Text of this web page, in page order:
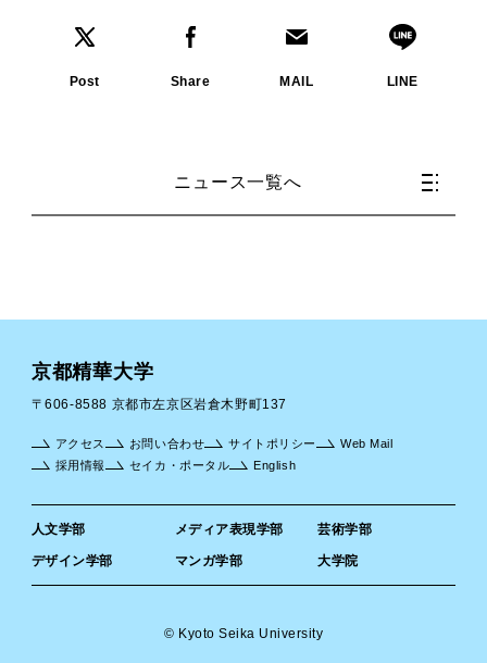
Post Share MAIL LINE
ニュース一覧へ
京都精華大学
〒606-8588 京都市左京区岩倉木野町137
人文学部 メディア表現学部 芸術学部
デザイン学部 マンガ学部 大学院
アクセス お問い合わせ サイトポリシー
Web Mail
採用情報
セイカ・ポータル English
© Kyoto Seika University